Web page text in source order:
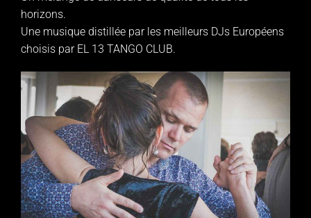
horizons.
Une musique distillée par les meilleurs DJs Européens
choisis par EL 13 TANGO CLUB.